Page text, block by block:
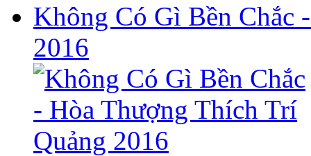
Không Có Gì Bền Chắc
2016